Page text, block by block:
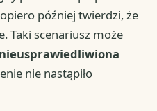
później twierdzi, że
Taki scenariusz może
nieusprawiedliwiona
nie nastąpiło